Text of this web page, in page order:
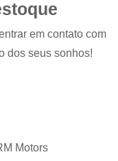
em contato com
dos seus sonhos!
Motors